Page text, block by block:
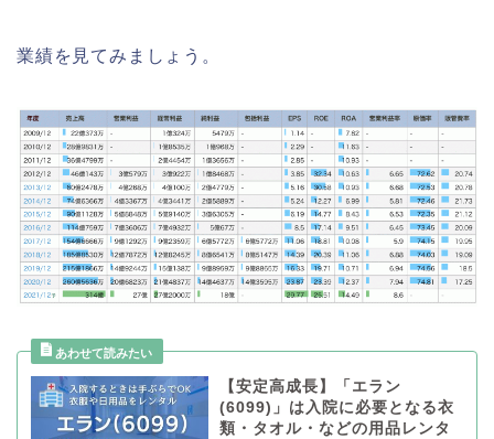
業績を見てみましょう。
【安定高成長】「エラン
(6099)」は入院に必要となる衣
類・タオル・などの用品レンタ